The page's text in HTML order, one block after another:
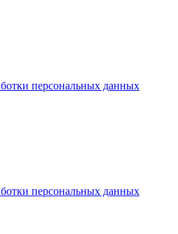
персональных данных
персональных данных